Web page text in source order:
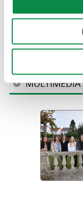
Bases do V Certame
MULTIMEDIA